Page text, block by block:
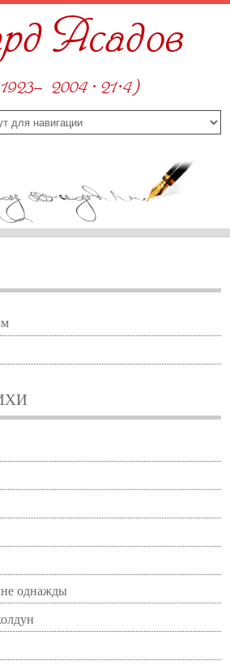
Асадов
1923—2004 · 21·4)
однажды